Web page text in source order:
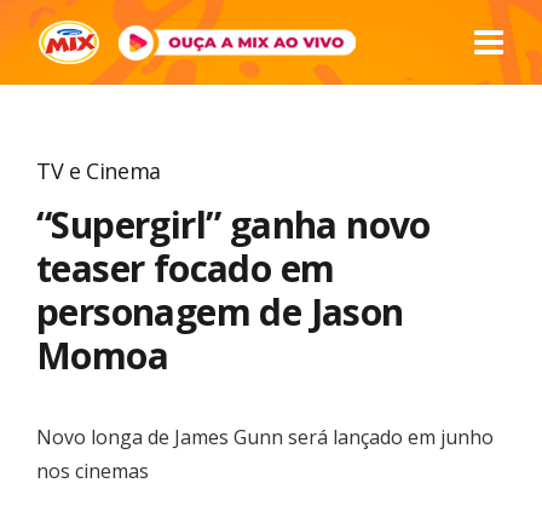
TV e Cinema
“Supergirl” ganha novo
teaser focado em
personagem de Jason
Momoa
Novo longa de James Gunn será lançado em junho
nos cinemas